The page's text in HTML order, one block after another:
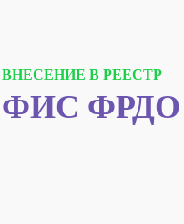
ВНЕСЕНИЕ В РЕЕСТР
ФИС ФРДО